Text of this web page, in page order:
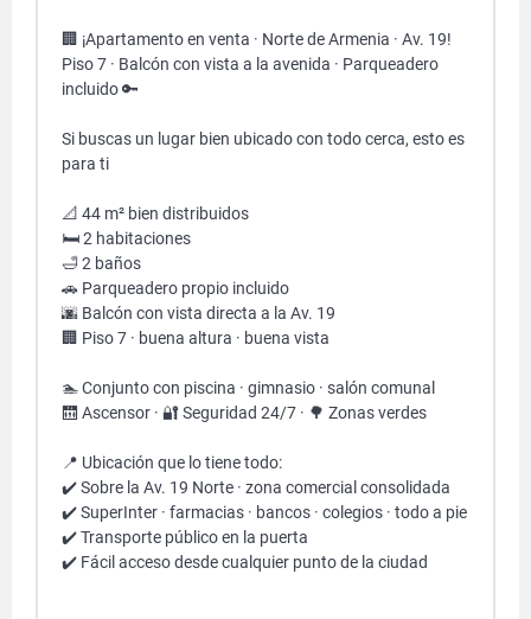
🏢 ¡Apartamento en venta · Norte de Armenia · Av. 19!
Piso 7 · Balcón con vista a la avenida · Parqueadero
incluido 🔑
Si buscas un lugar bien ubicado con todo cerca, esto es
para ti
📐 44 m² bien distribuidos
🛏️ 2 habitaciones
🛁 2 baños
🚗 Parqueadero propio incluido
🌆 Balcón con vista directa a la Av. 19
🏢 Piso 7 · buena altura · buena vista
🏊 Conjunto con piscina · gimnasio · salón comunal
🛗 Ascensor · 🔐 Seguridad 24/7 · 🌳 Zonas verdes
📍 Ubicación que lo tiene todo:
✔️ Sobre la Av. 19 Norte · zona comercial consolidada
✔️ SuperInter · farmacias · bancos · colegios · todo a pie
✔️ Transporte público en la puerta
✔️ Fácil acceso desde cualquier punto de la ciudad